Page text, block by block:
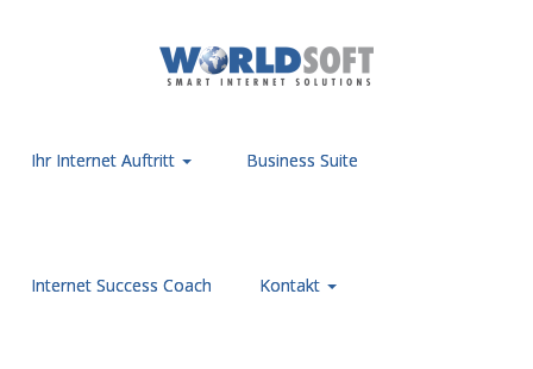
Ihr Internet Auftritt Business Suite
Internet Success Coach Kontakt